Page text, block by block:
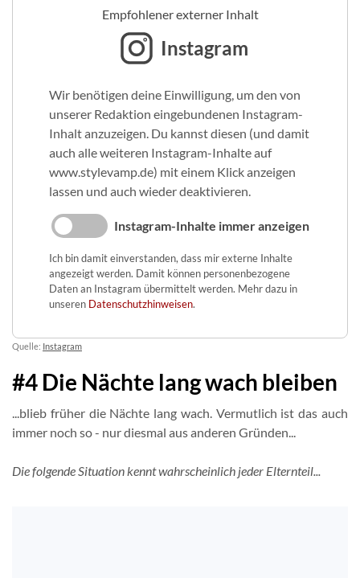
Empfohlener externer Inhalt
Instagram
Wir benötigen deine Einwilligung, um den von
unserer Redaktion eingebundenen Instagram-
Inhalt anzuzeigen. Du kannst diesen (und damit
auch alle weiteren Instagram-Inhalte auf
www.stylevamp.de) mit einem Klick anzeigen
lassen und auch wieder deaktivieren.
Instagram-Inhalte immer anzeigen
Ich bin damit einverstanden, dass mir externe Inhalte
angezeigt werden. Damit können personenbezogene
Daten an Instagram übermittelt werden. Mehr dazu in
unseren Datenschutzhinweisen.
Quelle: Instagram
#4 Die Nächte lang wach bleiben
...blieb früher die Nächte lang wach. Vermutlich ist das auch
immer noch so - nur diesmal aus anderen Gründen...
Die folgende Situation kennt wahrscheinlich jeder Elternteil...